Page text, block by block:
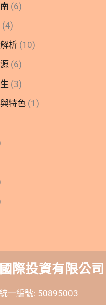
(6)
(4)
析 (10)
(6)
(3)
特色 (1)
際投資有限公司
一編號: 50895003